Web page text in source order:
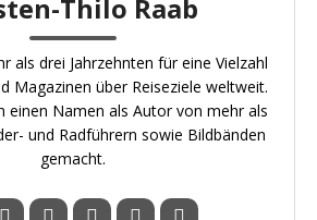
Thilo Raab
als drei Jahrzehnten für eine Vielzahl
Magazinen über Reiseziele weltweit.
einen Namen als Autor von mehr als
und Radführern sowie Bildbänden
gemacht.